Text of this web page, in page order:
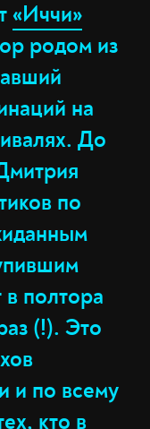
«Иччи»
родом из
на
До
по
полтора
(!). Это
и по всему
кто в